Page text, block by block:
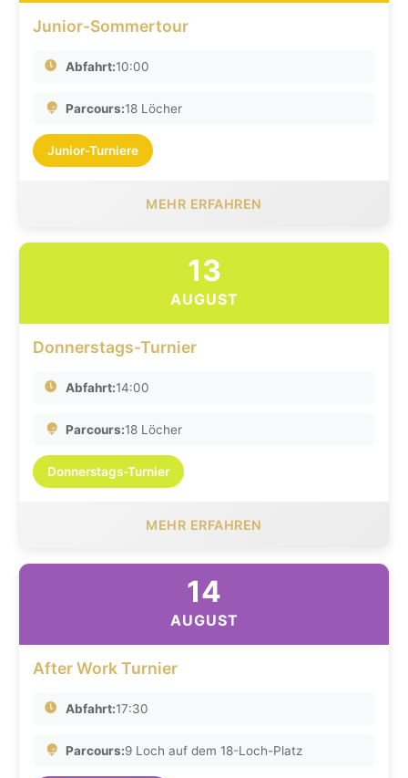
Junior-Sommertour
Abfahrt:10:00
Parcours:18 Löcher
Junior-Turniere
MEHR ERFAHREN
13
AUGUST
Donnerstags-Turnier
Abfahrt:14:00
Parcours:18 Löcher
Donnerstags-Turnier
MEHR ERFAHREN
14
AUGUST
After Work Turnier
Abfahrt:17:30
Parcours:9 Loch auf dem 18-Loch-Platz